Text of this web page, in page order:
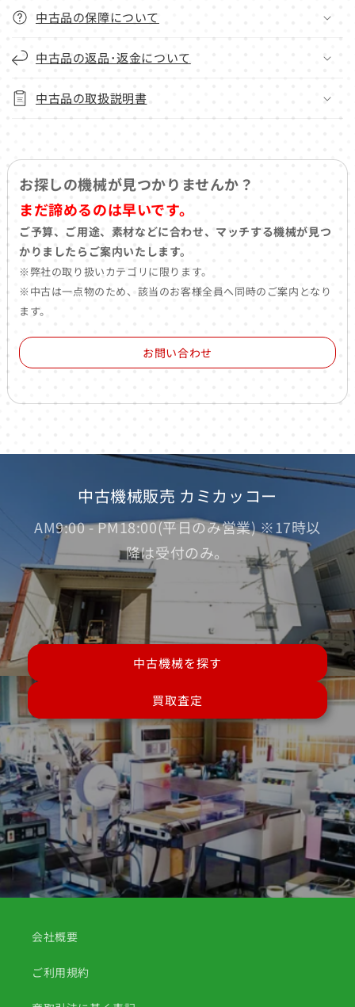
中古品の保障について
中古品の返品･返金について
中古品の取扱説明書
お探しの機械が見つかりませんか？
まだ諦めるのは早いです。
ご予算、ご用途、素材などに合わせ、マッチする機械が見つ
かりましたらご案内いたします。
※弊社の取り扱いカテゴリに限ります。
※中古は一点物のため、該当のお客様全員へ同時のご案内となり
ます。
お問い合わせ
中古機械販売 カミカッコー
AM9:00 - PM18:00(平日のみ営業) ※17時以
降は受付のみ。
中古機械を探す
買取査定
会社概要
ご利用規約